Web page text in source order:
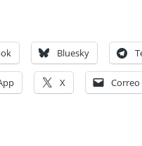
Bluesky
X